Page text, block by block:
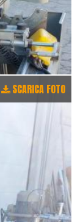
SCARICA FOTO